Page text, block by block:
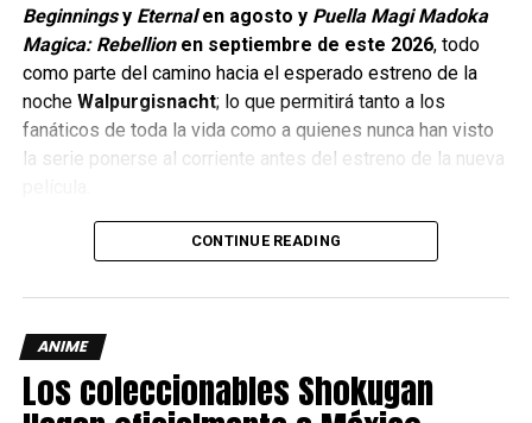
El esperado desenlace de una historia
Cuando el anime se estrenó en 2011, pocos imaginaban el
impacto que tendría Magi Madoka; bajo una apariencia
Beginningsy Eternalen agosto y Puella Magi Madoka
Magica: Rebellion en septiembre de este 2026, todo
como parte del camino hacia el esperado estreno de la
noche Walpurgisnacht; lo que permitirá tanto a los
fanáticos de toda la vida como a quienes nunca han visto
la serie ponerse al corriente antes del estreno de la nueva
CONTINUE READING
ANIME
Los coleccionables Shokugan